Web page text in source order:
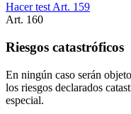
Hacer test Art. 159
Art. 160
Riesgos catastróficos
En ningún caso serán
los riesgos declarados
especial.